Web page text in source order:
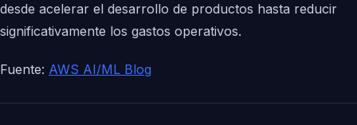
desde acelerar el desarrollo de productos hasta reducir
significativamente los gastos operativos.
Fuente: AWS AI/ML Blog